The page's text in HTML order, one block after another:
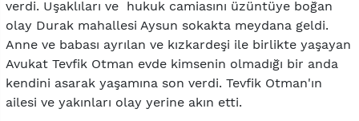
verdi. Uşaklıları ve hukuk camiasını üzüntüye boğan
olay Durak mahallesi Aysun sokakta meydana geldi.
Anne ve babası ayrılan ve kızkardeşi ile birlikte yaşayan
Avukat Tevfik Otman evde kimsenin olmadığı bir anda
kendini asarak yaşamına son verdi. Tevfik Otman'ın
ailesi ve yakınları olay yerine akın etti.